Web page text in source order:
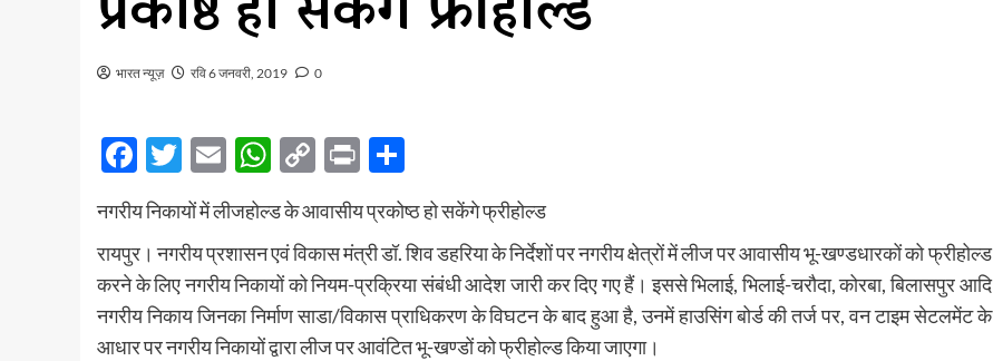
प्रकोष्ठ हो सकेंगे फ्रीहोल्ड
भारत न्यूज़ रवि 6 जनवरी, 2019 0
Facebook
Twitter
EmailWhatsApp
Copy
Link
Print
नगरीय निकायों में लीजहोल्ड के आवासीय प्रकोष्ठ हो सकेंगे फ्रीहोल्ड
रायपुर। नगरीय प्रशासन एवं विकास मंत्री डॉ. शिव डहरिया के निर्देशों पर नगरीय क्षेत्रों में लीज पर आवासीय भू-खण्डधारकों को फ्रीहोल्ड
करने के लिए नगरीय निकायों को नियम-प्रक्रिया संबंधी आदेश जारी कर दिए गए हैं। इससे भिलाई, भिलाई-चरौदा, कोरबा, बिलासपुर आदि
नगरीय निकाय जिनका निर्माण साडा/विकास प्राधिकरण के विघटन के बाद हुआ है, उनमें हाउसिंग बोर्ड की तर्ज पर, वन टाइम सेटलमेंट के
आधार पर नगरीय निकायों द्वारा लीज पर आवंटित भू-खण्डों को फ्रीहोल्ड किया जाएगा।